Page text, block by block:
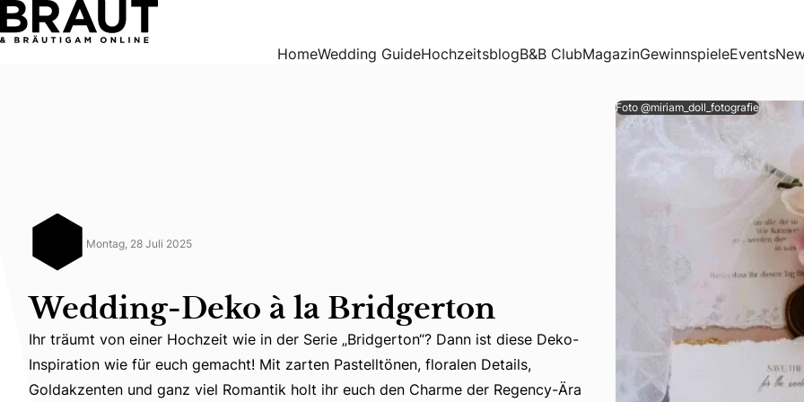
HomeWedding GuideHochzeitsblogB&B ClubMagazinGewinnspieleEvents
Montag, 28 Juli 2025
Wedding-Deko à la Bridgerton
Ihr träumt von einer Hochzeit wie in der Serie „Bridgerton“? Dann ist diese Deko-Inspiration wie für euch
Ihr träumt von einer Hochzeit wie in der Serie „Bridgerton“? Dann ist diese Deko-
Inspiration wie für euch gemacht! Mit zarten Pastelltönen, floralen Details,
Goldakzenten und ganz viel Romantik holt ihr euch den Charme der Regency-Ära
Foto @miriam_doll_fotografie